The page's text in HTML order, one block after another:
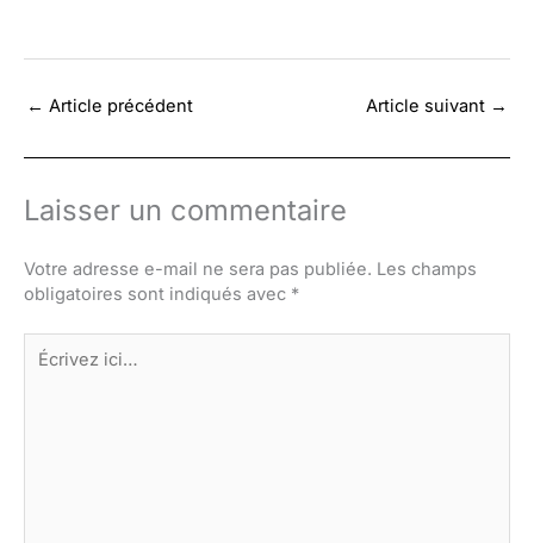
← Article précédent Article suivant →
Laisser un commentaire
Votre adresse e-mail ne sera pas publiée. Les champs
obligatoires sont indiqués avec *
Écrivez
ici…